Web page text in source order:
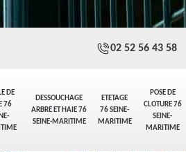
DE
76
DESSOUCHAGE
ARBRE ET HAIE 76
SEINE-MARITIME
ETETAGE
76 SEINE-
MARITIME
POSE DE
CLOTURE 76
SEINE-
MARITIME
02 52 56 43 58